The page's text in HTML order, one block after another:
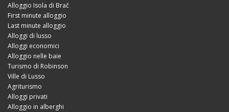
Alloggio Isola di Brač
First minute alloggio
Last minute alloggio
Alloggi di lusso
Alloggi economici
Alloggio nelle baie
Turismo di Robinson
Ville di Lusso
Agriturismo
Alloggi privati
Alloggio in alberghi